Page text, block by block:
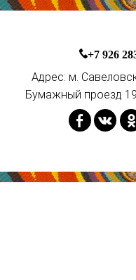
+7 926
Адрес: м.
Бумажный проезд